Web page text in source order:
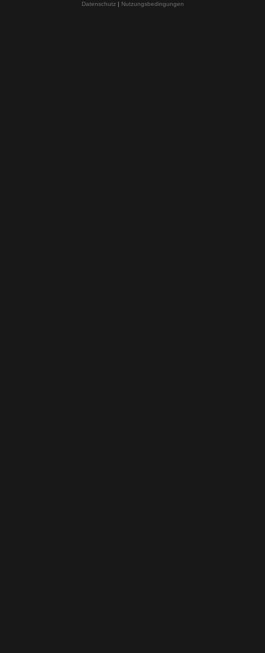
Datenschutz| Nutzungsbedingungen